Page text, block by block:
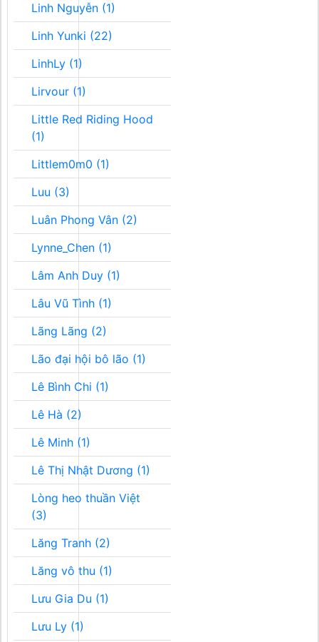
Linh Nguyễn (1)
Linh Yunki (22)
LinhLy (1)
Lirvour (1)
Little Red Riding Hood
(1)
Littlem0m0 (1)
Luu (3)
Luân Phong Vân (2)
Lynne_Chen (1)
Lâm Anh Duy (1)
Lâu Vũ Tình (1)
Lãng Lãng (2)
Lão đại hội bô lão (1)
Lê Bình Chi (1)
Lê Hà (2)
Lê Minh (1)
Lê Thị Nhật Dương (1)
Lòng heo thuần Việt
(3)
Lăng Tranh (2)
Lăng vô thu (1)
Lưu Gia Du (1)
Lưu Ly (1)